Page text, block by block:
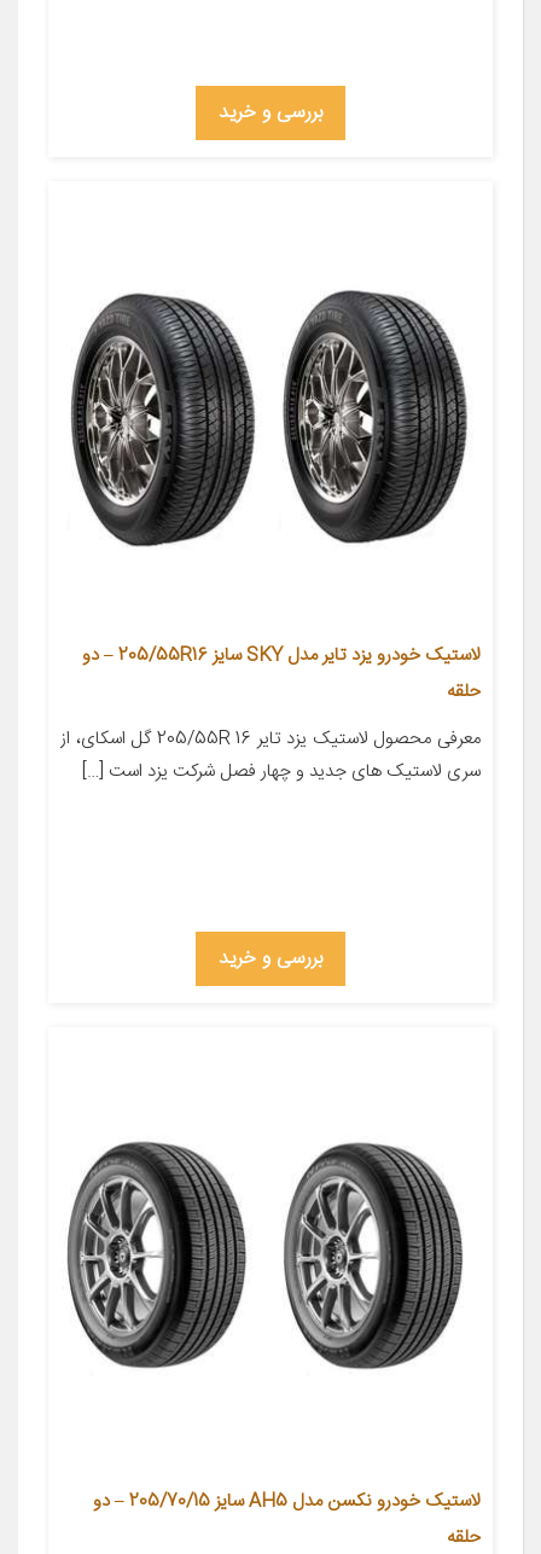
بررسی و خرید
لاستیک خودرو یزد تایر مدل SKY سایز 205/55R16 – دو
حلقه
معرفی محصول لاستیک یزد تایر 205/55R 16 گل اسکای، از
سری لاستیک های جدید و چهار فصل شرکت یزد است […]
بررسی و خرید
لاستیک خودرو نکسن مدل AH5 سایز 205/70/15 – دو
حلقه